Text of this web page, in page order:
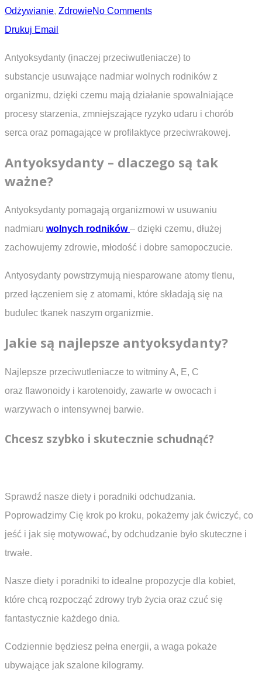
Odżywianie, ZdrowieNo Comments
Drukuj Email
Antyoksydanty (inaczej przeciwutleniacze) to
substancje usuwające nadmiar wolnych rodników z
organizmu, dzięki czemu mają działanie spowalniające
procesy starzenia, zmniejszające ryzyko udaru i chorób
serca oraz pomagające w profilaktyce przeciwrakowej.
Antyoksydanty – dlaczego są tak
ważne?
Antyoksydanty pomagają organizmowi w usuwaniu
nadmiaru wolnych rodników – dzięki czemu, dłużej
zachowujemy zdrowie, młodość i dobre samopoczucie.
Antyosydanty powstrzymują niesparowane atomy tlenu,
przed łączeniem się z atomami, które składają się na
budulec tkanek naszym organizmie.
Jakie są najlepsze antyoksydanty?
Najlepsze przeciwutleniacze to witminy A, E, C
oraz flawonoidy i karotenoidy, zawarte w owocach i
warzywach o intensywnej barwie.
Chcesz szybko i skutecznie schudnąć?
Sprawdź nasze diety i poradniki odchudzania.
Poprowadzimy Cię krok po kroku, pokażemy jak ćwiczyć, co
jeść i jak się motywować, by odchudzanie było skuteczne i
trwałe.
Nasze diety i poradniki to idealne propozycje dla kobiet,
które chcą rozpocząć zdrowy tryb życia oraz czuć się
fantastycznie każdego dnia.
Codziennie będziesz pełna energii, a waga pokaże
ubywające jak szalone kilogramy.